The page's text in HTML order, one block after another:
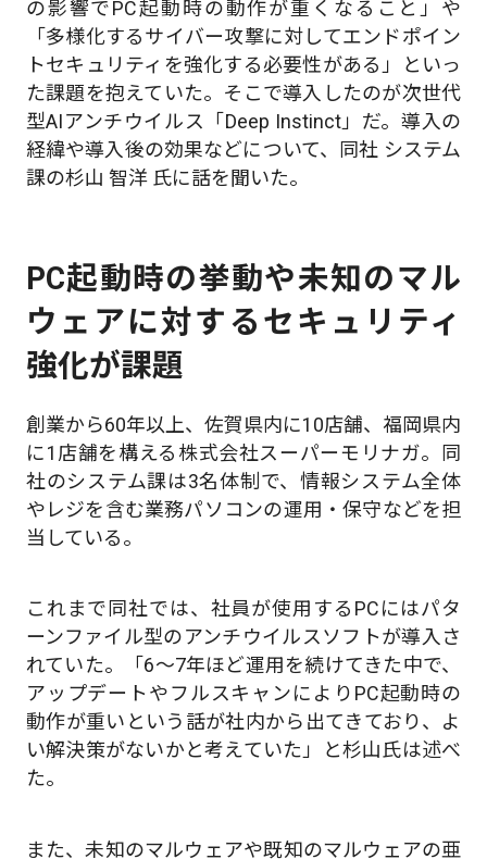
の影響でPC起動時の動作が重くなること」や
「多様化するサイバー攻撃に対してエンドポイン
トセキュリティを強化する必要性がある」といっ
た課題を抱えていた。そこで導入したのが次世代
型AIアンチウイルス「Deep Instinct」だ。導入の
経緯や導入後の効果などについて、同社 システム
課の杉山 智洋 氏に話を聞いた。
PC起動時の挙動や未知のマル
ウェアに対するセキュリティ
強化が課題
創業から60年以上、佐賀県内に10店舗、福岡県内
に1店舗を構える株式会社スーパーモリナガ。同
社のシステム課は3名体制で、情報システム全体
やレジを含む業務パソコンの運用・保守などを担
当している。
これまで同社では、社員が使用するPCにはパタ
ーンファイル型のアンチウイルスソフトが導入さ
れていた。「6〜7年ほど運用を続けてきた中で、
アップデートやフルスキャンによりPC起動時の
動作が重いという話が社内から出てきており、よ
い解決策がないかと考えていた」と杉山氏は述べ
た。
また、未知のマルウェアや既知のマルウェアの亜